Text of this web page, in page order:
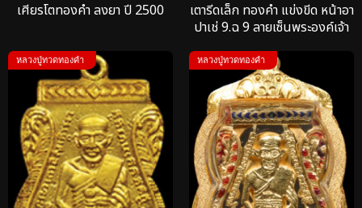
เศียรโตทองคำ ลงยา ปี 2500
เตารีดเล็ก ทองคำ แข่งขีด หน้าอา
ปาเช่ 9.ฉ 9 ลายเซ็นพระองค์เจ้า
หลวงปู่ทวดทองคำ หลวงปู่ทวดทองคำ